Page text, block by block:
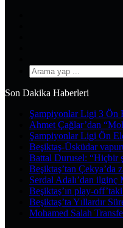
Son Dakika Haberleri
Şampiyonlar Ligi 3 Ön
Ahmet Çağlar’dan
Şampiyonlar Ligi Ön
Beşiktaş-Üsküdar
Battal Durusel: “Hiçbir
Beşiktaş’tan Çekya’da
Serdal Adalı’dan ilginç
Beşiktaş’ın play-
Beşiktaş’ta Yıllardır
Mohamed Salah